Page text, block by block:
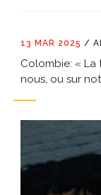
13 MAR 2025 /
Colombie: « La
nous, ou sur